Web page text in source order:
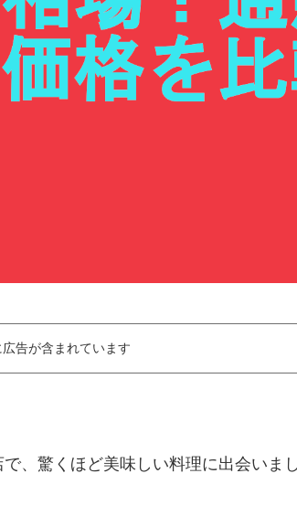
告が含まれています
、驚くほど美味しい料理に出会いまし